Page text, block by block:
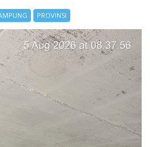
PROVINSI